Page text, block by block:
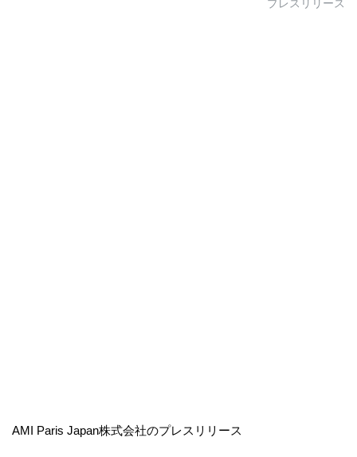
プレスリリース
AMI Paris Japan株式会社のプレスリリース